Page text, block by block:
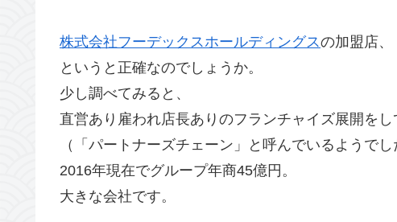
株式会社フーデックスホールディングスの加盟店、
というと正確なのでしょうか。
少し調べてみると、
直営あり雇われ店長ありのフランチャイズ展開をし
（「パートナーズチェーン」と呼んでいるようでし
2016年現在でグループ年商45億円。
大きな会社です。